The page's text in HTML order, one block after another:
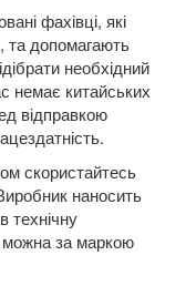
фахівці, які
та допомагають
необхідний
немає китайських
відправкою
скористайтесь
наносить
технічну
можна за маркою